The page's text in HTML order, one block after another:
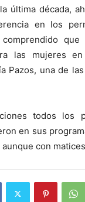
última década,
en los
las mujeres
Pazos, una de
todos los
en sus
con